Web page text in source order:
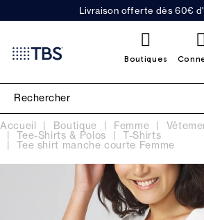
Livraison offerte dès 60€
Boutiques
Accueil Boutique Femme
Tee-Shirts & Polos T-Shirts
Tee shirt manche courte Femme